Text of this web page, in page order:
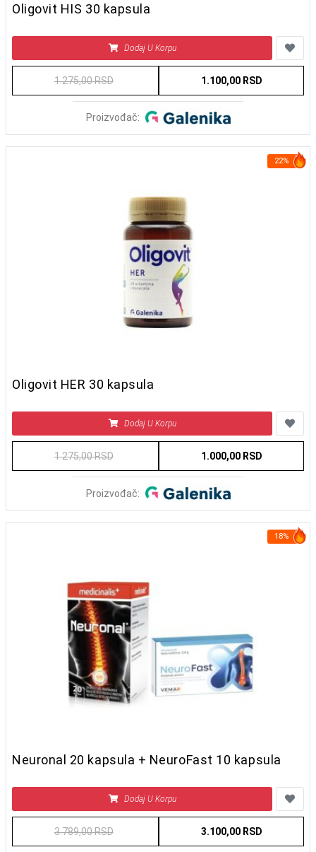
Oligovit HIS 30 kapsula
Dodaj U Korpu
1.275,00 RSD 1.100,00 RSD
Proizvođač:
22%
Oligovit HER 30 kapsula
Dodaj U Korpu
1.275,00 RSD 1.000,00 RSD
Proizvođač:
18%
Neuronal 20 kapsula + NeuroFast 10 kapsula
Dodaj U Korpu
3.789,00 RSD 3.100,00 RSD